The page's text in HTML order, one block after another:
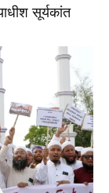
सूर्यकांत